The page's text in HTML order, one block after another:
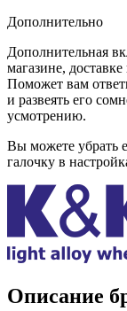
Дополнительно
Дополнительная
магазине,
Поможет вам
и развеять его
усмотрению.
Вы можете убрать
галочку в
Описание